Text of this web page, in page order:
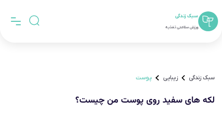
سبک زندگی
ورزش سلامتی تغذیه
سبک زندگی زیبایی پوست
لکه های سفید روی پوست من چیست؟